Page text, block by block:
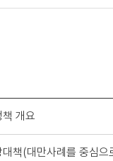
개요
책(대만사례를 중심으